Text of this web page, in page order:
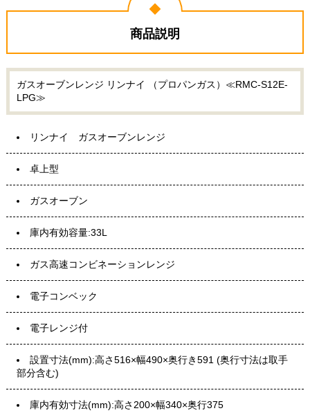
商品説明
ガスオーブンレンジ リンナイ （プロパンガス）≪RMC-S12E-
LPG≫
リンナイ ガスオーブンレンジ
卓上型
ガスオーブン
庫内有効容量:33L
ガス高速コンビネーションレンジ
電子コンベック
電子レンジ付
設置寸法(mm):高さ516×幅490×奥行き591 (奥行寸法は取手
部分含む)
庫内有効寸法(mm):高さ200×幅340×奥行375